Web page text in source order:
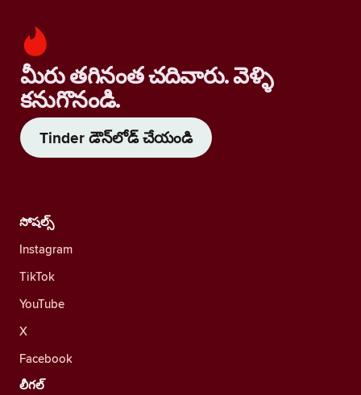
మీరు తగినంత చదివారు. వెళ్ళి
కనుగొనండి.
Tinder డౌన్‌లోడ్ చేయండి
సోషల్స్
Instagram
TikTok
YouTube
X
Facebook
లీగల్